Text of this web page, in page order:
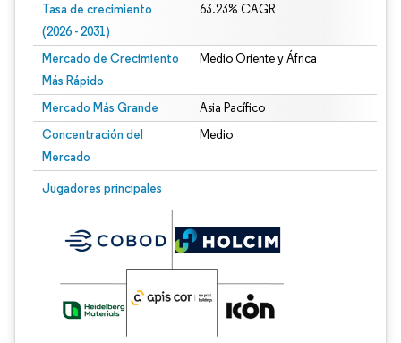
Tasa de crecimiento
(2026 - 2031)
63.23% CAGR
Mercado de Crecimiento
Más Rápido
Medio Oriente y África
Mercado Más Grande Asia Pacífico
Concentración del
Mercado
Medio
Jugadores principales
Imagen © Mordor Intelligence. El uso requiere atribución según CC BY 4.0.